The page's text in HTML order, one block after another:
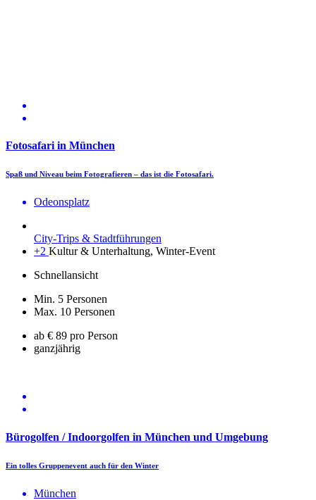
Fotosafari in München
Spaß und Niveau beim Fotografieren – das ist die Fotosafari.
Odeonsplatz
City-Trips & Stadtführungen
+2 Kultur & Unterhaltung, Winter-Event
Schnellansicht
Min. 5 Personen
Max. 10 Personen
ab € 89 pro Person
ganzjährig
Bürogolfen / Indoorgolfen in München und Umgebung
Ein tolles Gruppenevent auch für den Winter
München